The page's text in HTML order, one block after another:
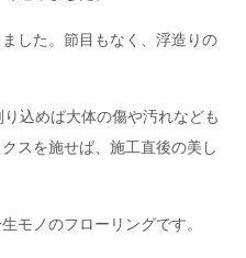
した。節目もなく、浮造りの
込めば大体の傷や汚れなども
スを施せば、施工直後の美し
モノのフローリングです。